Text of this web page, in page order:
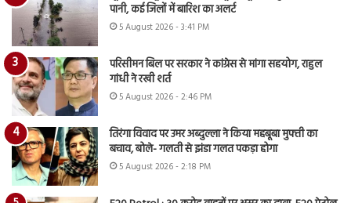
पानी, कई जिलों में बारिश का अलर्ट
5 August 2026 - 3:41 PM
परिसीमन बिल पर सरकार ने कांग्रेस से मांगा सहयोग, राहुल
गांधी ने रखी शर्त
5 August 2026 - 2:46 PM
तिरंगा विवाद पर उमर अब्दुल्ला ने किया महबूबा मुफ्ती का
बचाव, बोले- गलती से झंडा गलत पकड़ा होगा
5 August 2026 - 2:18 PM